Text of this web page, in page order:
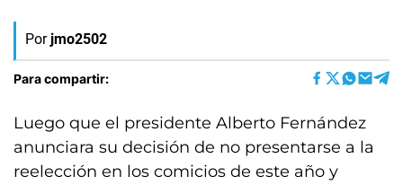
Por jmo2502
Para compartir:
Luego que el presidente Alberto Fernández
anunciara su decisión de no presentarse a la
reelección en los comicios de este año y